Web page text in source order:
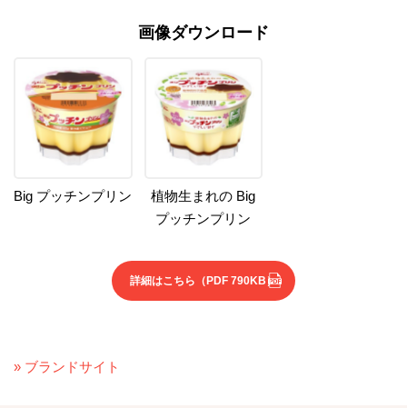
画像ダウンロード
Big プッチンプリン
植物生まれの Big
プッチンプリン
詳細はこちら （PDF 790KB）
» ブランドサイト